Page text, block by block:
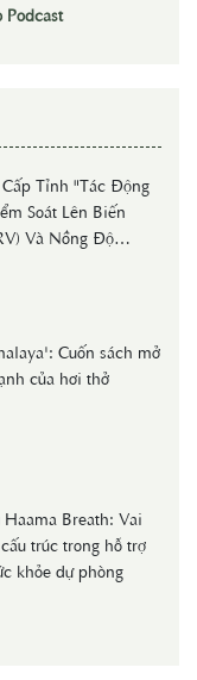
Podcast
Tỉnh "Tác Động
Soát Lên Biến
Và Nồng Độ
Cuốn sách mở
của hơi thở
Breath: Vai
trúc trong hỗ trợ
khỏe dự phòng